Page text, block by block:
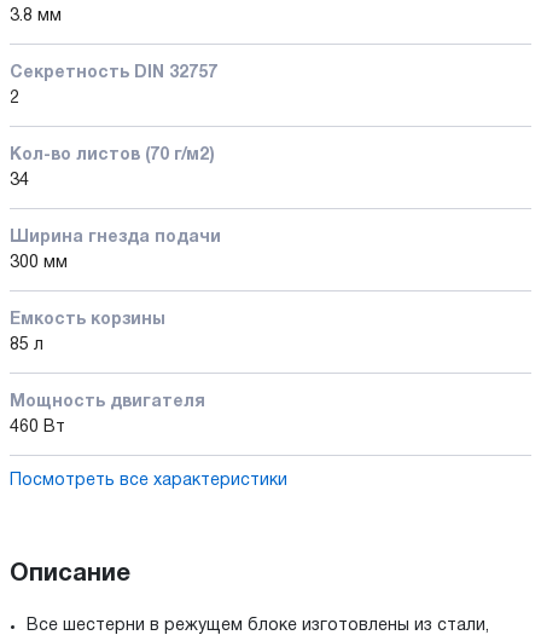
3.8 мм
Секретность DIN 32757
2
Кол-во листов (70 г/м2)
34
Ширина гнезда подачи
300 мм
Емкость корзины
85 л
Мощность двигателя
460 Вт
Посмотреть все характеристики
Описание
Все шестерни в режущем блоке изготовлены из стали,